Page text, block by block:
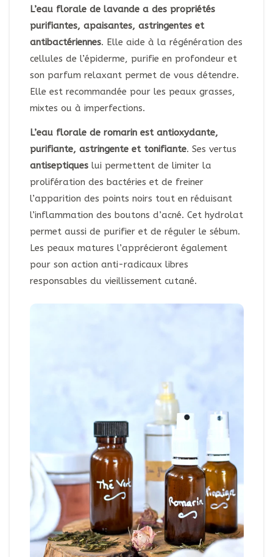
L’eau florale de lavande a des propriétés
purifiantes, apaisantes, astringentes et
antibactériennes. Elle aide à la régénération des
cellules de l’épiderme, purifie en profondeur et
son parfum relaxant permet de vous détendre.
Elle est recommandée pour les peaux grasses,
mixtes ou à imperfections.
L’eau florale de romarin est antioxydante,
purifiante, astringente et tonifiante. Ses vertus
antiseptiqueslui permettent de limiter la
prolifération des bactéries et de freiner
l’apparition des points noirs tout en réduisant
l’inflammation des boutons d’acné. Cet hydrolat
permet aussi de purifier et de réguler le sébum.
Les peaux matures l’apprécieront également
pour son action anti-radicaux libres
responsables du vieillissement cutané.